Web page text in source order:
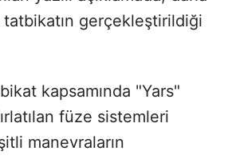
gerçekleştirildiği
kapsamında "Yars"
füze sistemleri
manevraların